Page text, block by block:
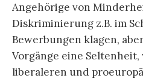
Angehörige von
Diskriminierung z.B. im
Bewerbungen klagen,
Vorgänge eine
liberaleren und